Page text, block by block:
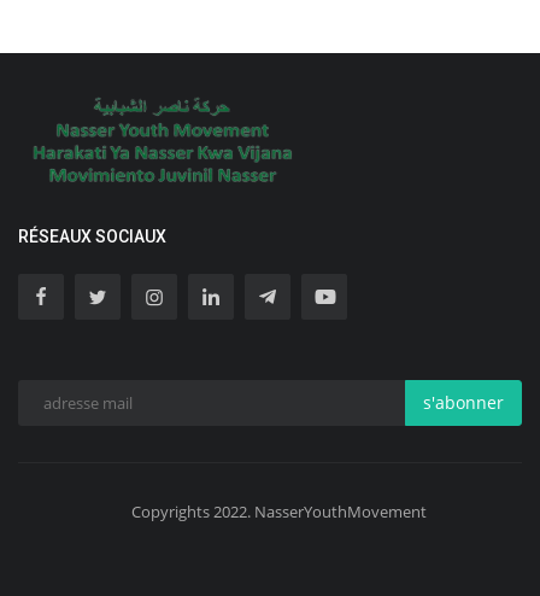
RÉSEAUX SOCIAUX
s'abonner
Copyrights 2022. NasserYouthMovement